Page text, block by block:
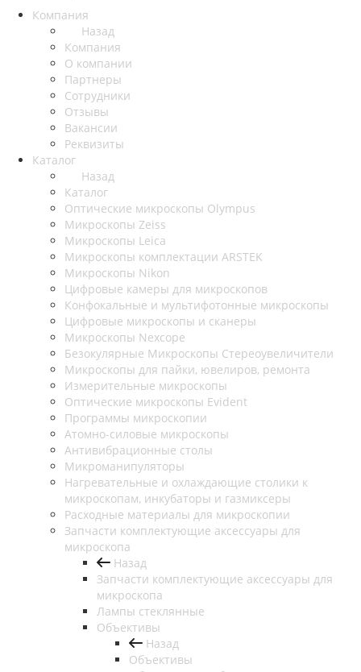
Компания
Назад
Компания
О компании
Партнеры
Сотрудники
Отзывы
Вакансии
Реквизиты
Каталог
Назад
Каталог
Оптические микроскопы Olympus
Микроскопы Zeiss
Микроскопы Leica
Микроскопы комплектации ARSTEK
Микроскопы Nikon
Цифровые камеры для микроскопов
Конфокальные и мультифотонные микроскопы
Цифровые микроскопы и сканеры
Микроскопы Nexcope
Безокулярные Микроскопы Стереоувеличители
Микроскопы для пайки, ювелиров, ремонта
Измерительные микроскопы
Оптические микроскопы Evident
Программы микроскопии
Атомно-силовые микроскопы
Антивибрационные столы
Микроманипуляторы
Нагревательные и охлаждающие столики к
микроскопам, инкубаторы и газмиксеры
Расходные материалы для микроскопии
Запчасти комплектующие аксессуары для
микроскопа
Назад
Запчасти комплектующие аксессуары для
микроскопа
Лампы стеклянные
Объективы
Назад
Объективы